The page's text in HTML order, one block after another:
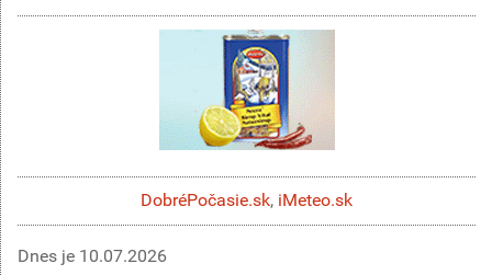
DobréPočasie.sk, iMeteo.sk
Dnes je 10.07.2026